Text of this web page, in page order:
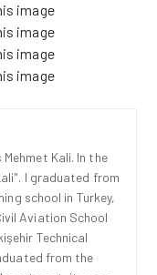
Mehmet Kali. In the
I graduated from
school in Turkey,
Aviation School
Technical
from the